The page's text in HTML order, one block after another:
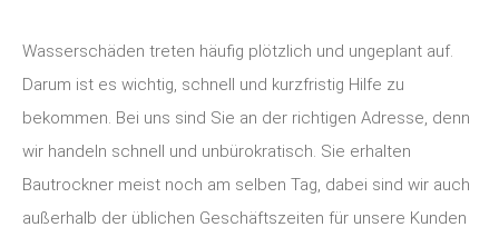
Wasserschäden treten häufig plötzlich und ungeplant auf.
Darum ist es wichtig, schnell und kurzfristig Hilfe zu
bekommen. Bei uns sind Sie an der richtigen Adresse, denn
wir handeln schnell und unbürokratisch. Sie erhalten
Bautrockner meist noch am selben Tag, dabei sind wir auch
außerhalb der üblichen Geschäftszeiten für unsere Kunden